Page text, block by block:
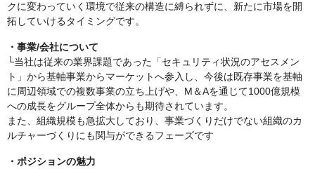
クに変わっていく環境で従来の構造に縛られずに、新たに市場を開
拓していけるタイミングです。
・事業/会社について
└当社は従来の業界課題であった「セキュリティ状況のアセスメン
ト」から基軸事業からマーケットへ参入し、今後は既存事業を基軸
に周辺領域での複数事業の立ち上げや、M＆Aを通じて1000億規模
への成長をグループ全体からも期待されています。
また、組織規模も急拡大しており、事業づくりだけでない組織のカ
ルチャーづくりにも関与ができるフェーズです
・ポジションの魅力